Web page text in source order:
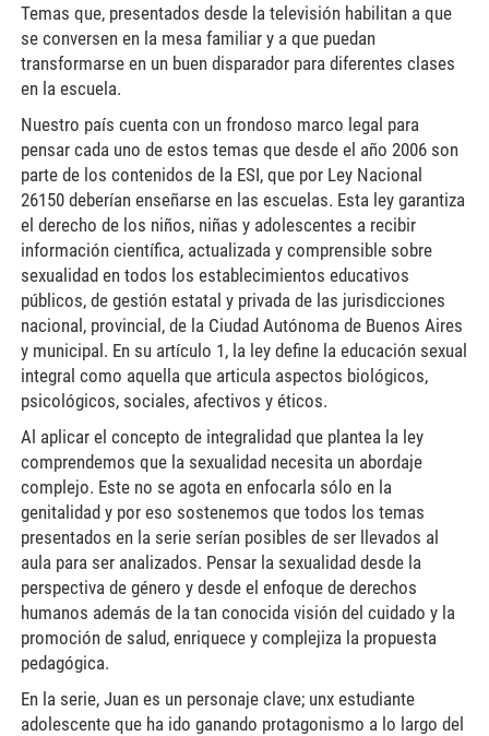
Temas que, presentados desde la televisión habilitan a que
se conversen en la mesa familiar y a que puedan
transformarse en un buen disparador para diferentes clases
en la escuela.
Nuestro país cuenta con un frondoso marco legal para
pensar cada uno de estos temas que desde el año 2006 son
parte de los contenidos de la ESI, que por Ley Nacional
26150 deberían enseñarse en las escuelas. Esta ley garantiza
el derecho de los niños, niñas y adolescentes a recibir
información científica, actualizada y comprensible sobre
sexualidad en todos los establecimientos educativos
públicos, de gestión estatal y privada de las jurisdicciones
nacional, provincial, de la Ciudad Autónoma de Buenos Aires
y municipal. En su artículo 1, la ley define la educación sexual
integral como aquella que articula aspectos biológicos,
psicológicos, sociales, afectivos y éticos.
Al aplicar el concepto de integralidad que plantea la ley
comprendemos que la sexualidad necesita un abordaje
complejo. Este no se agota en enfocarla sólo en la
genitalidad y por eso sostenemos que todos los temas
presentados en la serie serían posibles de ser llevados al
aula para ser analizados. Pensar la sexualidad desde la
perspectiva de género y desde el enfoque de derechos
humanos además de la tan conocida visión del cuidado y la
promoción de salud, enriquece y complejiza la propuesta
pedagógica.
En la serie, Juan es un personaje clave; unx estudiante
adolescente que ha ido ganando protagonismo a lo largo del